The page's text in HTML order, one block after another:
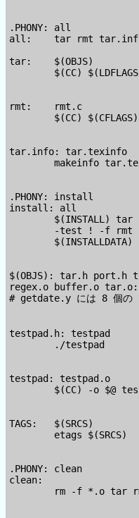
.PHONY: all
all:    tar rmt
tar:    $(OBJS)
$(CC)
rmt:    rmt.c
$(CC)
tar.info: tar.texinfo
makeinfo
.PHONY: install
install: all
$(INSTALL) tar
-test ! -f rmt
$(INSTALLDATA)
$(OBJS): tar.h port.h
regex.o buffer.o tar.o:
# getdate.y には 8 個の
testpad.h: testpad
        ./testpad
testpad: testpad.o
$(CC) -o $@
TAGS:   $(SRCS)
        etags $(SRCS)
.PHONY: clean
clean:
rm -f *.o tar